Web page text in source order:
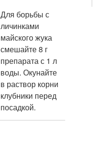
Для борьбы с
личинками
майского жука
смешайте 8 г
препарата с 1 л
воды. Окунайте
в раствор корни
клубники перед
посадкой.